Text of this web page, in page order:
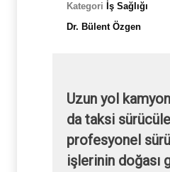
Kategori İş Sağlığı
Dr. Bülent Özgen
Uzun yol
da taksi
profesyonel
işlerinin doğası